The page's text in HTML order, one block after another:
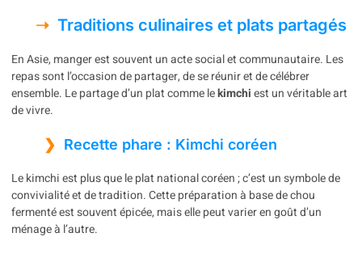
Traditions culinaires et plats partagés
En Asie, manger est souvent un acte social et communautaire. Les
repas sont l’occasion de partager, de se réunir et de célébrer
ensemble. Le partage d’un plat comme lekimchiest un véritable art
de vivre.
Recette phare : Kimchi coréen
Le kimchi est plus que le plat national coréen ; c’est un symbole de
convivialité et de tradition. Cette préparation à base de chou
fermenté est souvent épicée, mais elle peut varier en goût d’un
ménage à l’autre.